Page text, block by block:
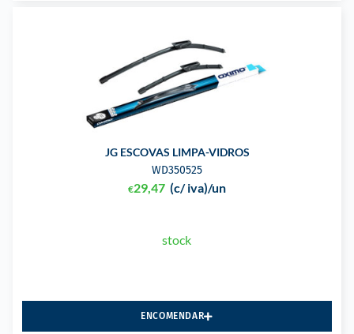
JG ESCOVAS LIMPA-VIDROS
WD350525
€29,47 (c/ iva)/un
stock
ENCOMENDAR